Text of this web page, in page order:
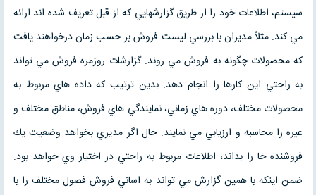
سيستم، اطلاعات خود را از طريق گزارشهايي كه از قبل تعريف شده اند ارائه
مي كند. مثلاً مديران با بررسي ليست فروش بر حسب زمان درخواهند يافت
كه محصولات چگونه به فروش مي روند. گزارشات روزمره فروش مي تواند
به راحتي اين كارها را انجام دهد. بدين ترتيب كه داده هاي مربوط به
محصولات مختلف، دوره هاي زماني، نمايندگي هاي فروش، مناطق مختلف و
عيره را محاسبه و ارزيابي مي نمايند. حال اگر مديري بخواهد وضعيت يك
فروشنده خا را بداند، اطلاعات مربوط به راحتي در اختيار وي خواهد بود.
ضمن اينكه با همين گزارش مي تواند به اساني فروش فصول مختلف را با